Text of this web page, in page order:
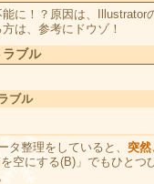
に！？原因は、
は、参考にドウゾ！
ラブル
ブル
タ整理をしていると、 突
を空にする(B)」でもひと